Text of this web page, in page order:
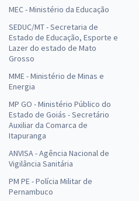
MEC - Ministério da Educação
SEDUC/MT - Secretaria de
Estado de Educação, Esporte e
Lazer do estado de Mato
Grosso
MME - Ministério de Minas e
Energia
MP GO - Ministério Público do
Estado de Goiás - Secretário
Auxiliar da Comarca de
Itapuranga
ANVISA - Agência Nacional de
Vigilância Sanitária
PM PE - Polícia Militar de
Pernambuco